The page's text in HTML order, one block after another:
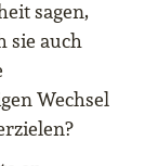
sagen,
sie auch
Wechsel